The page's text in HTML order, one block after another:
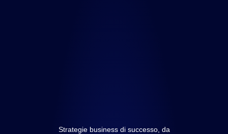
Strategie business di successo, da